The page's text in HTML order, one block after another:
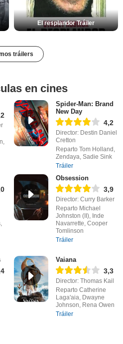
El resplandor Tráiler
tráilers
en cines
Spider-Man: Brand
New Day
4,2
Director: Destin Daniel
Cretton
Reparto Tom Holland,
Zendaya, Sadie Sink
Tráiler
Obsession
3,9
Director: Curry Barker
Reparto Michael
Johnston (II), Inde
Navarrette, Cooper
Tomlinson
Tráiler
Vaiana
3,3
Director: Thomas Kail
Reparto Catherine
Laga'aia, Dwayne
Johnson, Rena Owen
Tráiler